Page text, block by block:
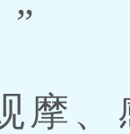
”
、